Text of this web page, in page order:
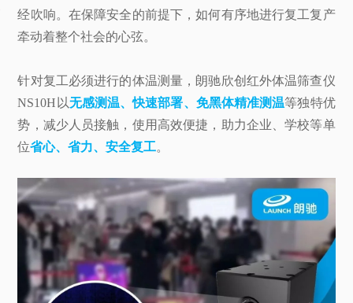
经吹响。在保障安全的前提下，如何有序地进行复工复产
牵动着整个社会的心弦。
针对复工必须进行的体温测量，朗驰欣创红外体温筛查仪
NS10H以无感测温、快速部署、免黑体精准测温等独特优
势，减少人员接触，使用高效便捷，助力企业、学校等单
位省心、省力、安全复工。